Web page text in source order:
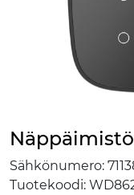
Sähkönumero:
Tuotekoodi: